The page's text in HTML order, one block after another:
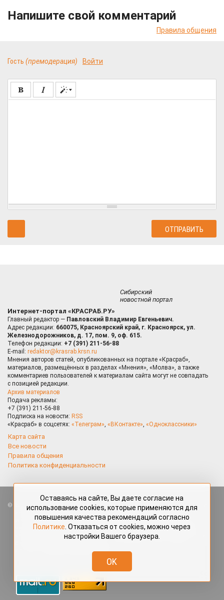
Напишите свой комментарий
Правила общения
Гость (премодерация) Войти
Сибирский
новостной портал
Интернет-портал «КРАСРАБ.РУ»
Главный редактор — Павловский Владимир Евгеньевич.
Адрес редакции: 660075, Красноярский край, г. Красноярск, ул.
Железнодорожников, д. 17, пом. 9, оф. 615.
Телефон редакции: +7 (391) 211-56-88
E-mail: redaktor@krasrab.krsn.ru
Мнения авторов статей, опубликованных на портале «Красраб»,
материалов, размещённых в разделах «Мнения», «Молва», а также
комментариев пользователей к материалам сайта могут не совпадать
с позицией редакции.
Архив материалов
Подача рекламы:
+7 (391) 211-56-88
Подписка на новости: RSS
«Красраб» в соцсетях: «Телеграм», «ВКонтакте», «Одноклассники»
Карта сайта
Все новости
Правила общения
Политика конфиденциальности
Все права защищены. Любые материалы, размещённые на портале
«Красраб.ру» сотрудниками редакции, нештатными авторами
и читателями, являются объектами авторского права. Полное или
частичное использование материалов, размещённых на портале
«Красраб.ру», допускается только с письменного согласия редакции
redaktor@krasrab.krsn.ru.
Оставаясь на сайте, Вы даете согласие на
использование cookies, которые применяются для
повышения качества рекомендаций согласно
Политике . Отказаться от cookies, можно через
настройки Вашего браузера.
OK